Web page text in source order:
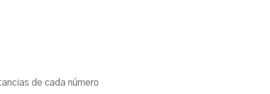
de cada número